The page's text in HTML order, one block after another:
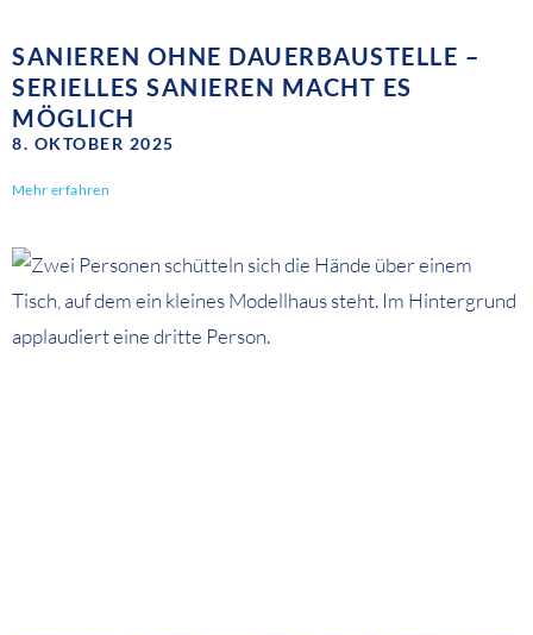
SANIEREN OHNE DAUERBAUSTELLE –
SERIELLES SANIEREN MACHT ES
MÖGLICH
8. OKTOBER 2025
Mehr erfahren